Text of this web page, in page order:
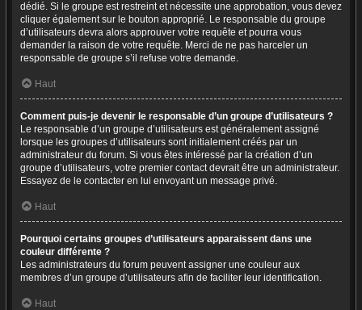
dédié. Si le groupe est restreint et nécessite une approbation, vous devez
cliquer également sur le bouton approprié. Le responsable du groupe
d’utilisateurs devra alors approuver votre requête et pourra vous
demander la raison de votre requête. Merci de ne pas harceler un
responsable de groupe s’il refuse votre demande.
Haut
Comment puis-je devenir le responsable d’un groupe d’utilisateurs ?
Le responsable d’un groupe d’utilisateurs est généralement assigné
lorsque les groupes d’utilisateurs sont initialement créés par un
administrateur du forum. Si vous êtes intéressé par la création d’un
groupe d’utilisateurs, votre premier contact devrait être un administrateur.
Essayez de le contacter en lui envoyant un message privé.
Haut
Pourquoi certains groupes d’utilisateurs apparaissent dans une
couleur différente ?
Les administrateurs du forum peuvent assigner une couleur aux
membres d’un groupe d’utilisateurs afin de faciliter leur identification.
Haut